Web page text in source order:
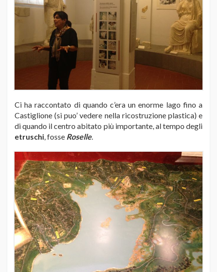
Ci ha raccontato di quando c’era un enorme lago fino a
Castiglione (si puo’ vedere nella ricostruzione plastica) e
di quando il centro abitato più importante, al tempo degli
etruschi, fosse Roselle.